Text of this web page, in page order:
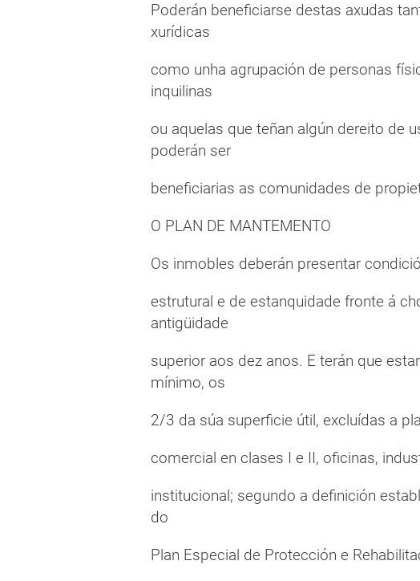
Poderán beneficiarse destas axudas
xurídicas
como unha agrupación de personas
inquilinas
ou aquelas que teñan algún dereito de
poderán ser
beneficiarias as comunidades de
O PLAN DE MANTEMENTO
Os inmobles deberán presentar
estrutural e de estanquidade fronte á
antigüidade
superior aos dez anos. E terán que
mínimo, os
2/3 da súa superficie útil, excluídas a
comercial en clases I e II, oficinas,
institucional; segundo a definición
do
Plan Especial de Protección e